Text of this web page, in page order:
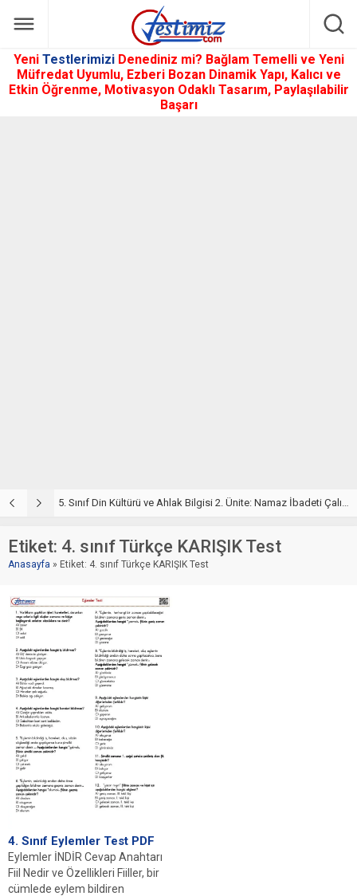
Yeni Testlerimizi Denediniz mi? Bağlam Temelli ve Yeni
Müfredat Uyumlu, Ezberi Bozan Dinamik Yapı, Kalıcı ve
Etkin Öğrenme, Motivasyon Odaklı Tasarım, Paylaşılabilir
Başarı
5. Sınıf Namaz İbadeti Ünite Testi – Online Çöz
Etiket: 4. sınıf Türkçe KARIŞIK Test
Anasayfa » Etiket: 4. sınıf Türkçe KARIŞIK Test
4. Sınıf Eylemler Test PDF
Eylemler İNDİR Cevap Anahtarı
Fiil Nedir ve Özellikleri Fiiller, bir
cümlede eylem bildiren